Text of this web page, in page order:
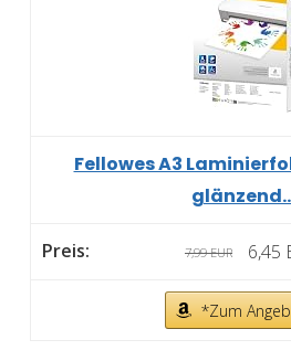
Fellowes A3
7,99 EUR 6,45
*Zum